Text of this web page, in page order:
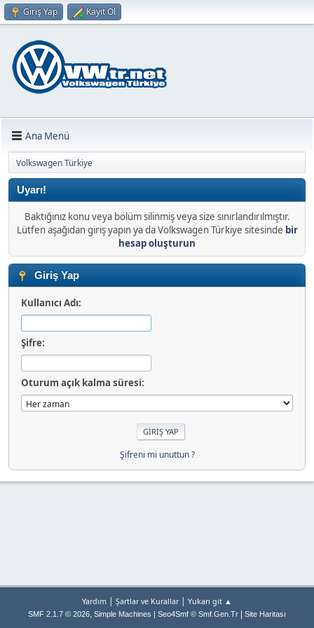
Giriş Yap Kayıt Ol
Ana Menü
Volkswagen Türkiye
Uyarı!
Baktığınız konu veya bölüm silinmiş veya size sınırlandırılmıştır.
Lütfen aşağıdan giriş yapın ya da Volkswagen Türkiye sitesinde bir
hesap oluşturun
Giriş Yap
Kullanıcı Adı:
Şifre:
Oturum açık kalma süresi:
Şifreni mi unuttun ?
Yardım | Şartlar ve Kurallar| Yukarı git ▲
SMF 2.1.7 © 2026, Simple Machines | Seo4Smf © Smf.Gen.Tr Site Haritası